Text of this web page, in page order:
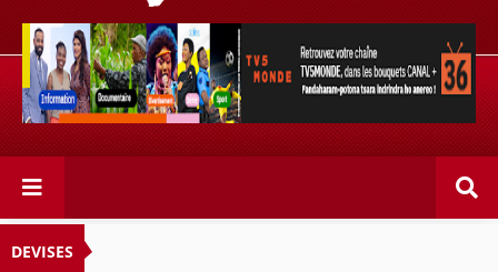
Retrouvez votre chaîne @TV5MONDE, dans les bouquets
CANAL+ 36 . Fandaharam-potoana tsara indrindra ho
anareo!
DEVISES